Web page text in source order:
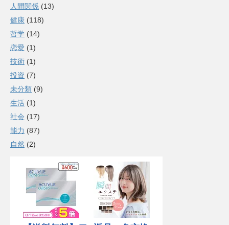
人間関係 (13)
健康 (118)
哲学 (14)
恋愛 (1)
技術 (1)
投資 (7)
未分類 (9)
生活 (1)
社会 (17)
能力 (87)
自然 (2)